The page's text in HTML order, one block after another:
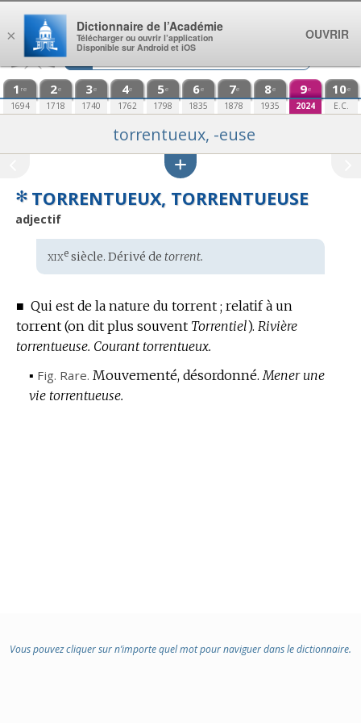
Aller au contenu
1 re
1694
2e
1718
3e
1740
4e
1762
5e
1798
6e
1835
7e
1878
8e
1935
9e
2024
10e
E.C.
torrentueux, -euse
✻ TORRENTUEUX, TORRENTUEUSE
adjectif
Étymologie
:
xixesiècle. Dérivé de torrent.
■ Qui est de la nature du torrent ; relatif à un
torrent (on dit plus souvent Torrentiel). Rivière
torrentueuse. Courant torrentueux.
▪ Fig. Rare. Mouvementé, désordonné. Mener une
vie torrentueuse.
Vous pouvez cliquer sur n’importe quel mot pour naviguer dans le dictionnaire.
×
Dictionnaire de l’Académie
Télécharger ou ouvrir l’application
Disponible sur Android et iOS
OUVRIR